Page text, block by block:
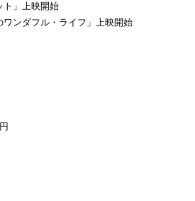
」上映開始
ンダフル・ライフ」上映開始